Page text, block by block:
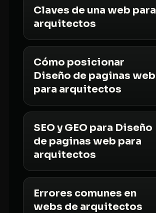
Claves de una web para
arquitectos
Cómo posicionar
Diseño de paginas web
para arquitectos
SEO y GEO para Diseño
de paginas web para
arquitectos
Errores comunes en
webs de arquitectos